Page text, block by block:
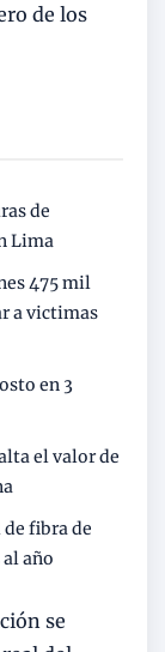
de los
de
Lima
475 mil
a victimas
en 3
el valor de
fibra de
año
se